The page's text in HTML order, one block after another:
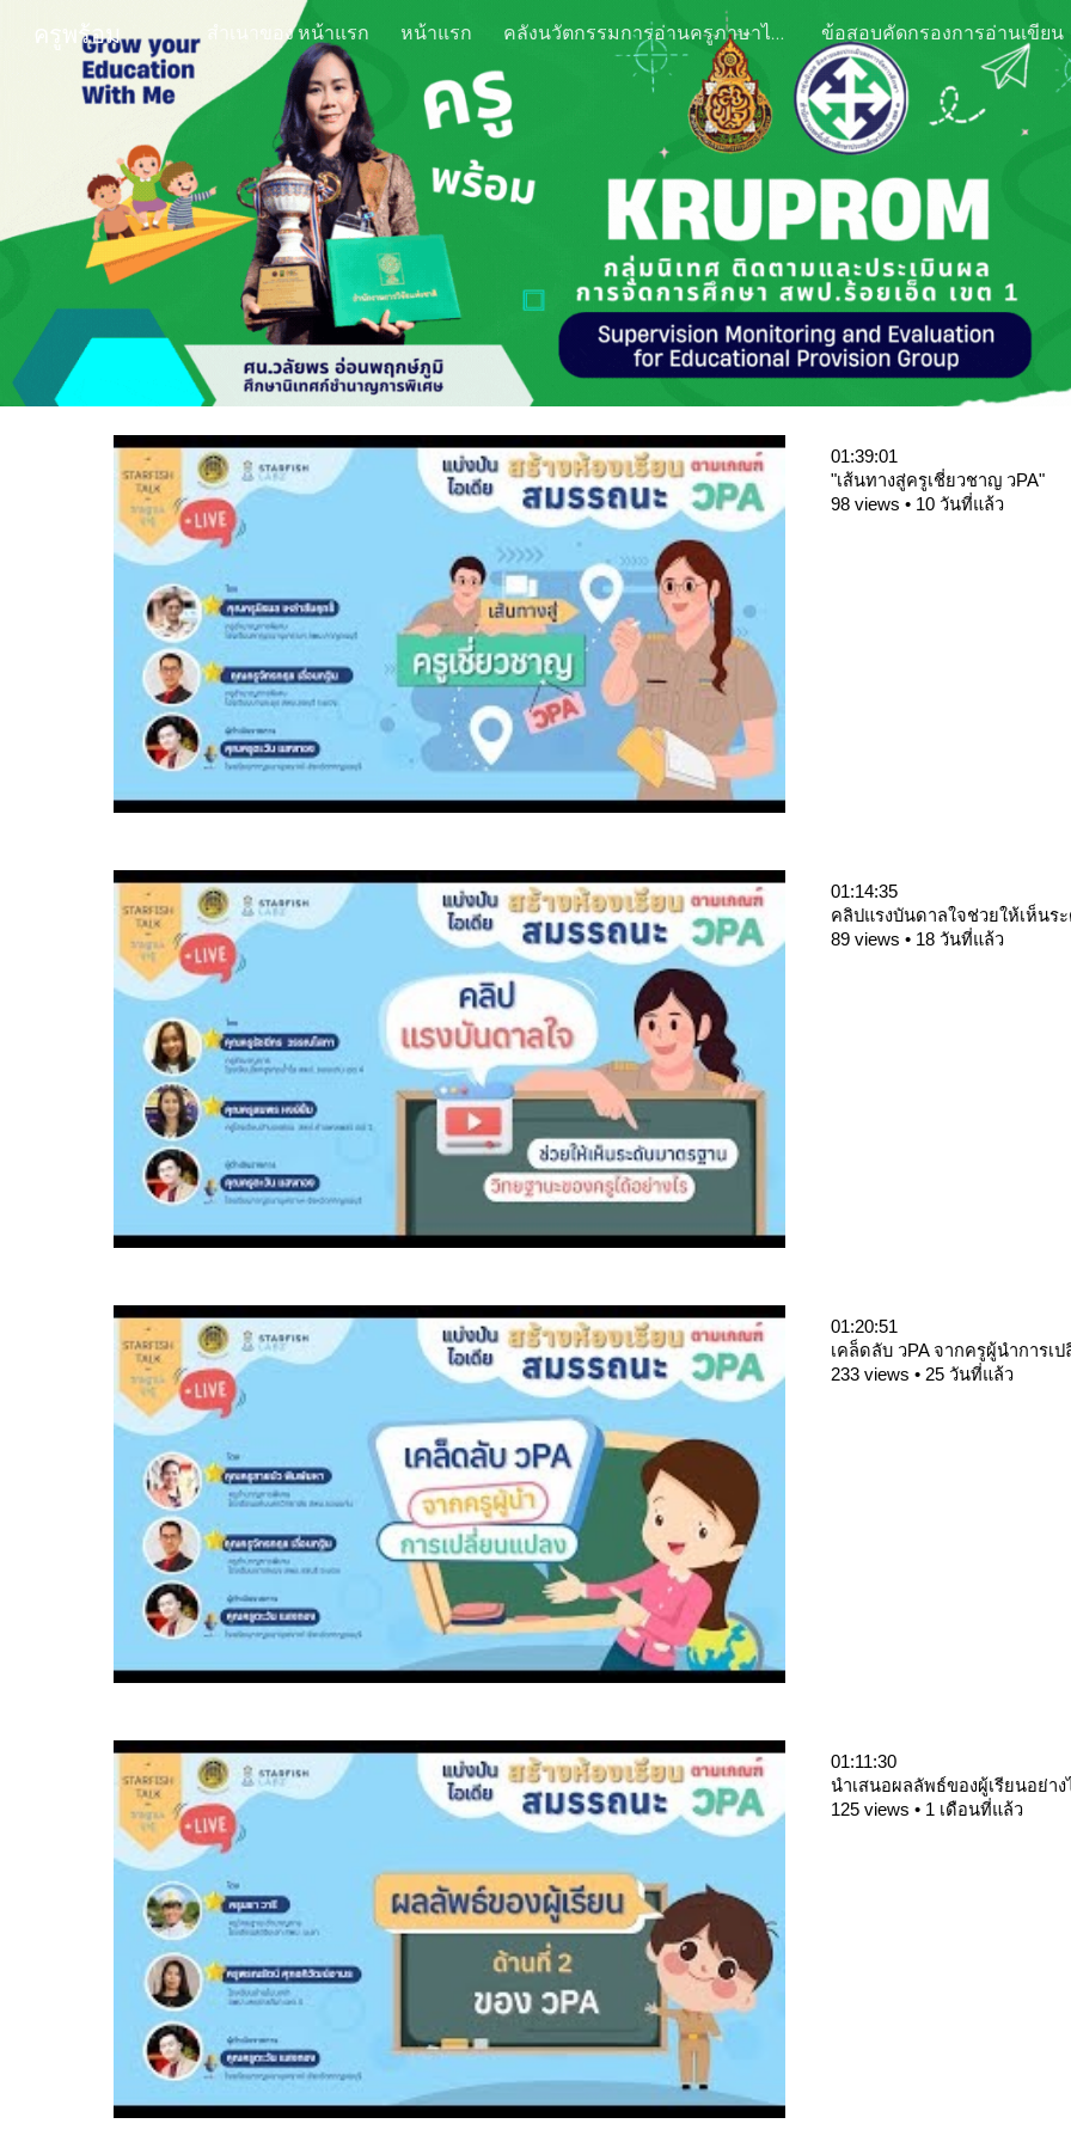
Skip to main content Skip to
ครูพร้อม สำเนาของ หน้าแรก หน้าแรก คลังนวัตกรรมการอ่านครูภาษาไทย ข้อสอบคัดกรองการอ่านเขียน
01:39:01
"เส้นทางสู่ครูเชี่ยวชาญ วPA"
98 views • 10 วันที่แล้ว
01:14:35
คลิปแรงบันดาลใจช่วยให้เห็นร
89 views • 18 วันที่แล้ว
01:20:51
เคล็ดลับ วPA จากครูผู้นำการเ
233 views • 25 วันที่แล้ว
01:11:30
นำเสนอผลลัพธ์ของผู้เรียนอย่า
125 views • 1 เดือนที่แล้ว